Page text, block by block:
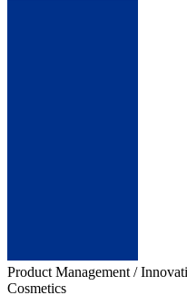
Product Management /
Cosmetics